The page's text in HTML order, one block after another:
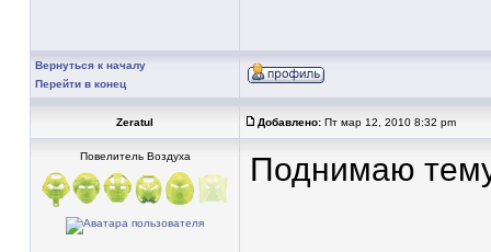
Вернуться к началу
Перейти в конец
Zeratul Добавлено: Пт мар 12, 2010 8:32 pm
Повелитель Воздуха Поднимаю